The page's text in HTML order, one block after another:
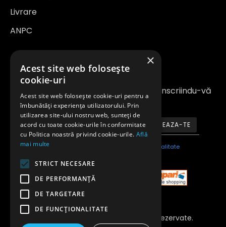
Livrare
ANPC
Newsletter
Fiți la curent cu noutățile și promoțiile înscriindu-vă
la newsletter-ul nostru
ABONEAZA-TE
Am citit şi sunt de acord cu Politica de confidentialitate
Copyright 2023 © Toate Drepturile Rezervate.
×
Acest site web folosește
cookie-uri
Acest site web folosește cookie-uri pentru a
îmbunătăți experiența utilizatorului. Prin
utilizarea site-ului nostru web, sunteți de
acord cu toate cookie-urile în conformitate
cu Politica noastră privind cookie-urile. Află
mai multe
STRICT NECESARE
DE PERFORMANȚĂ
DE TARGETARE
DE FUNCŢIONALITATE